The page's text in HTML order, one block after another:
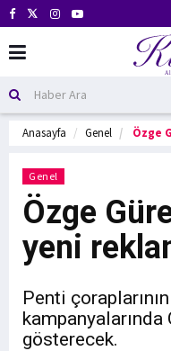
Anasayfa Genel Özge
Genel
Özge
yeni
Penti
kampanyalarında
gösterecek.